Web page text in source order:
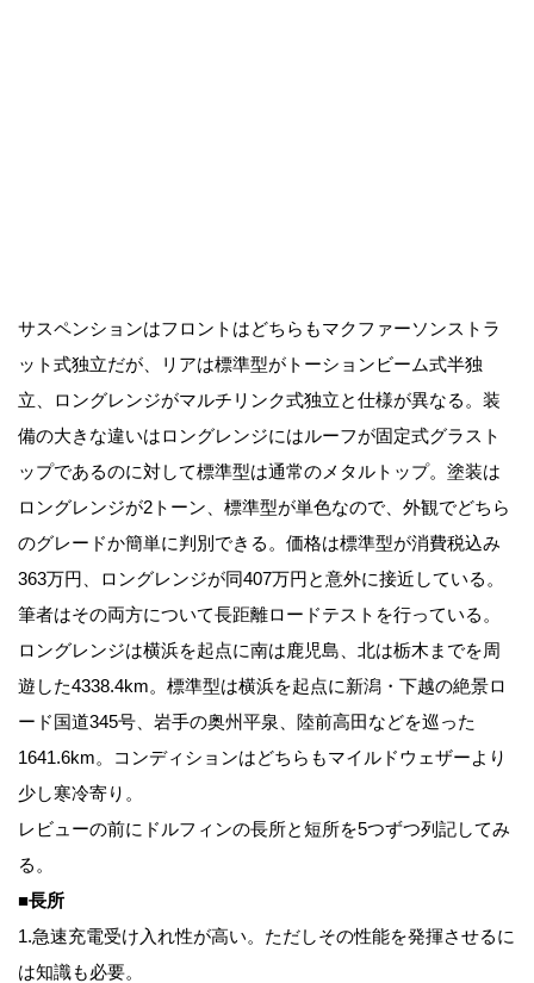
サスペンションはフロントはどちらもマクファーソンストラ
ット式独立だが、リアは標準型がトーションビーム式半独
立、ロングレンジがマルチリンク式独立と仕様が異なる。装
備の大きな違いはロングレンジにはルーフが固定式グラスト
ップであるのに対して標準型は通常のメタルトップ。塗装は
ロングレンジが2トーン、標準型が単色なので、外観でどちら
のグレードか簡単に判別できる。価格は標準型が消費税込み
363万円、ロングレンジが同407万円と意外に接近している。
筆者はその両方について長距離ロードテストを行っている。
ロングレンジは横浜を起点に南は鹿児島、北は栃木までを周
遊した4338.4km。標準型は横浜を起点に新潟・下越の絶景ロ
ード国道345号、岩手の奥州平泉、陸前高田などを巡った
1641.6km。コンディションはどちらもマイルドウェザーより
少し寒冷寄り。
レビューの前にドルフィンの長所と短所を5つずつ列記してみ
る。
■長所
1.急速充電受け入れ性が高い。ただしその性能を発揮させるに
は知識も必要。